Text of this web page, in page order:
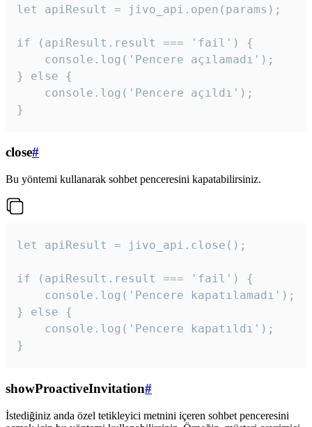
let apiResult = jivo_api.open(params);
if (apiResult.result === 'fail') {
    console.log('Pencere açılamadı');
} else {
    console.log('Pencere açıldı');
}
close#
Bu yöntemi kullanarak sohbet penceresini kapatabilirsiniz.
let apiResult = jivo_api.close();
if (apiResult.result === 'fail') {
    console.log('Pencere kapatılamadı');
} else {
    console.log('Pencere kapatıldı');
}
showProactiveInvitation#
İstediğiniz anda özel tetikleyici metnini içeren sohbet penceresini